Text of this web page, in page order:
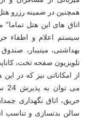
همچنین در ضمینه رزرو
اتاق های این هتل
سیستم اعلام و اطفاء
بهداشتی، مینیبار،
تلویزیون صفحه تخت،
از امکاناتی نیز که در
حریق، اتاق نگهداری
سالن بدنسازی و تناسب